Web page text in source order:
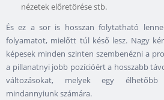
nézetek előretörése stb.
És ez a sor is hosszan folytatható
folyamatot, mielőtt túl késő lesz. Nagy
képesek minden szinten szembenézni a
a pillanatnyi jobb pozícióért a hosszabb
változásokat, melyek egy élhetőbb
mindannyiunk számára.